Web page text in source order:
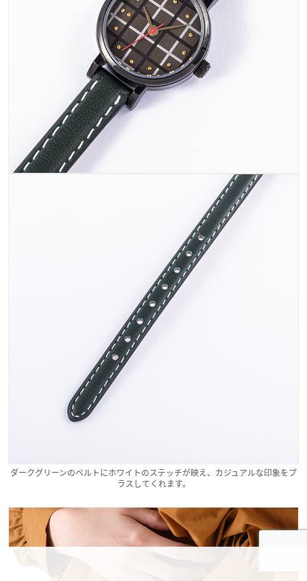
ダークグリーンのベルトにホワイトのステッチが映え、カジュアルな印象をプ
ラスしてくれます。